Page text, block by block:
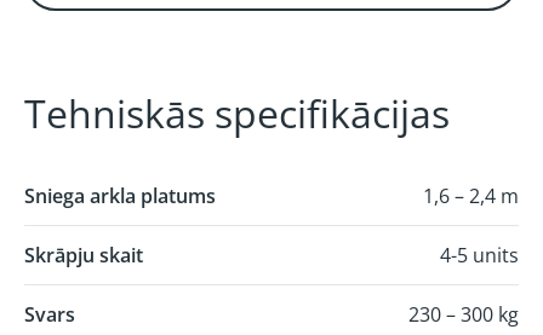
Tehniskās specifikācijas
Sniega arkla platums 1,6 – 2,4 m
Skrāpju skait 4-5 units
Svars 230 – 300 kg